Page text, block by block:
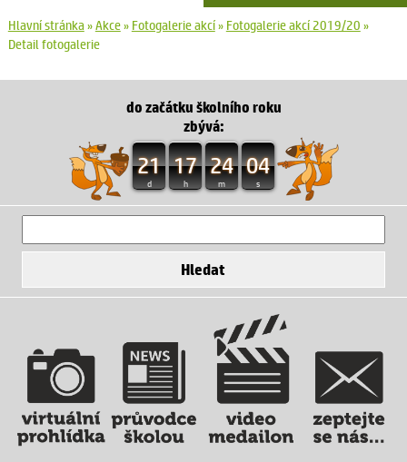
Hlavní stránka»Akce» Fotogalerie akcí» Fotogalerie akcí 2019/20 »
Detail fotogalerie
do začátku školního roku
zbývá:
21
d
17
h
24
m
04
s